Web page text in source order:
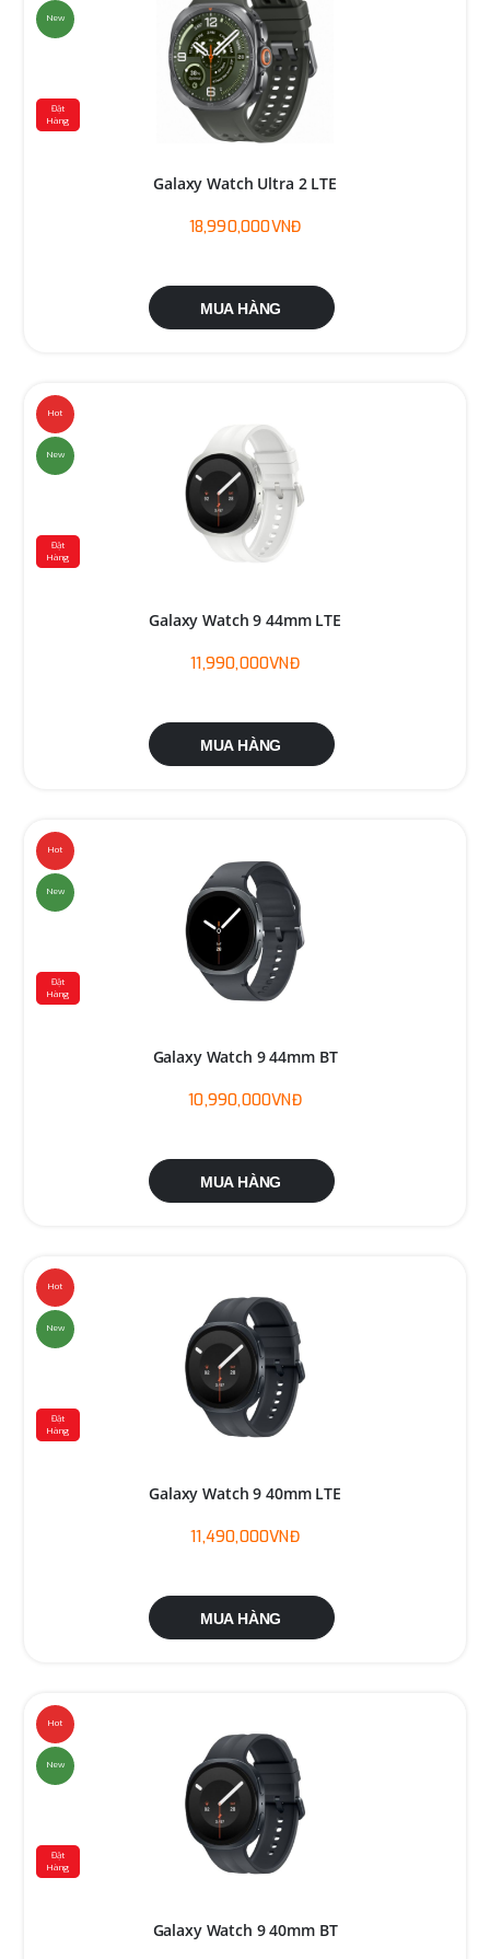
New
Đặt
Hàng
Galaxy Watch Ultra 2 LTE
18,990,000VNĐ
MUA HÀNG
Hot
New
Đặt
Hàng
Galaxy Watch 9 44mm LTE
11,990,000VNĐ
MUA HÀNG
Hot
New
Đặt
Hàng
Galaxy Watch 9 44mm BT
10,990,000VNĐ
MUA HÀNG
Hot
New
Đặt
Hàng
Galaxy Watch 9 40mm LTE
11,490,000VNĐ
MUA HÀNG
Hot
New
Đặt
Hàng
Galaxy Watch 9 40mm BT